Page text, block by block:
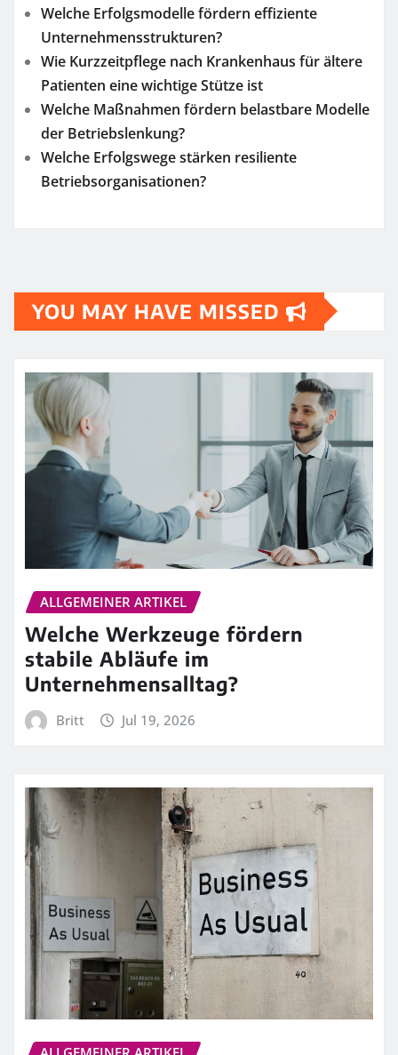
Welche Erfolgsmodelle fördern effiziente
Unternehmensstrukturen?
Wie Kurzzeitpflege nach Krankenhaus für ältere
Patienten eine wichtige Stütze ist
Welche Maßnahmen fördern belastbare Modelle
der Betriebslenkung?
Welche Erfolgswege stärken resiliente
Betriebsorganisationen?
YOU MAY HAVE MISSED
ALLGEMEINER ARTIKEL
Welche Werkzeuge fördern
stabile Abläufe im
Unternehmensalltag?
Britt Jul 19, 2026